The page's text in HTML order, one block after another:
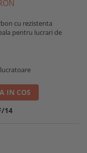
cu rezistenta
pentru lucrari de
IN COS
14